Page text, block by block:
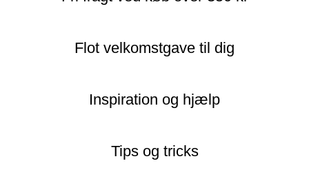
Flot velkomstgave til dig
Inspiration og hjælp
Tips og tricks